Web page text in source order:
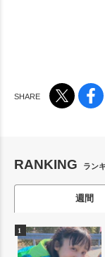
RANKING ラン
週間